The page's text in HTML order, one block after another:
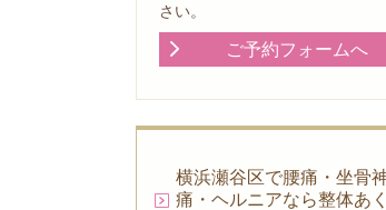
さい。
ご予約フォームへ
横浜瀬谷区で腰痛・坐骨
痛・ヘルニアなら整体あ